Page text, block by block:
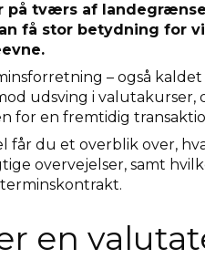
på tværs af
få stor betydning for
– også
udsving i
for en fremtidig
får du et overblik over,
overvejelser, samt
en